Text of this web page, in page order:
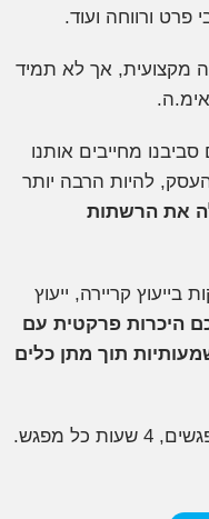
ועוד.
אך לא תמיד
אותנו
הרבה יותר
ייעוץ
פרקטית עם
תוך מתן כלים